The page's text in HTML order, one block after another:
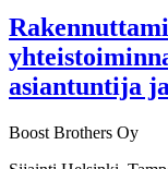
asiantuntija
Boost Brothers Oy